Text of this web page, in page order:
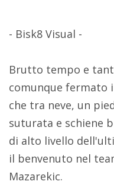
- Bisk8 Visual -
Brutto tempo e
comunque fermato
che tra neve, un
suturata e schiene
di alto livello
il benvenuto nel
Mazarekic.